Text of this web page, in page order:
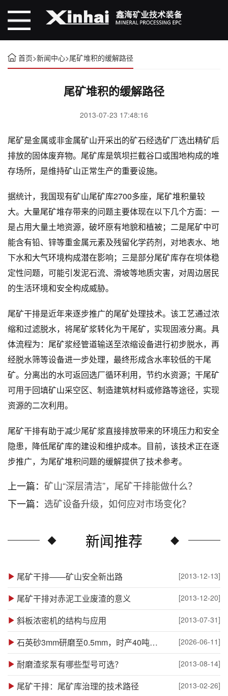
首页>新闻中心>尾矿堆积的缓解路径
尾矿堆积的缓解路径
2013-07-23 17:48:16
尾矿是金属或非金属矿山开采出的矿石经选矿厂选出精矿后
排放的固体废弃物。尾矿库是筑坝拦截谷口或围地构成的堆
存场所，是维持矿山正常生产的重要设施。
据统计，我国现有矿山尾矿库2700多座，尾矿堆积量较
大。大量尾矿堆存带来的问题主要体现在以下几个方面：一
是占用大量土地资源，破坏原有地貌和植被；二是尾矿中可
能含有铅、锌等重金属元素及残留化学药剂，对地表水、地
下水和大气环境构成潜在影响；三是部分尾矿库存在坝体稳
定性问题，可能引发泥石流、滑坡等地质灾害，对周边居民
的生活环境和安全构成威胁。
尾矿干排是近年来逐步推广的尾矿处理技术。该工艺通过浓
缩和过滤脱水，将尾矿浆转化为干尾矿，实现固液分离。具
体流程为：尾矿浆经管道输送至浓缩设备进行初步脱水，再
经脱水筛等设备进一步处理，最终形成含水率较低的干尾
矿。分离出的水可返回选厂循环利用，节约水资源；干尾矿
可用于回填矿山采空区、制造建筑材料或修路等途径，实现
资源的二次利用。
尾矿干排有助于减少尾矿浆直接排放带来的环境压力和安全
隐患，降低尾矿库的建设和维护成本。目前，该技术正在逐
步推广，为尾矿堆积问题的缓解提供了技术参考。
上一篇： 矿山“深层清洁”，尾矿干排能做什么？
下一篇： 选矿设备升级，如何应对市场变化？
新闻推荐
尾矿干排——矿山安全新出路 [2013-12-13]
尾矿干排对赤泥工业废渣的意义 [2013-12-20]
斜板浓密机的结构与应用 [2013-07-31]
石英砂3mm研磨至0.5mm，时产40吨选用什么设备？ [2026-06-11]
耐磨渣浆泵有哪些型号可选？ [2013-08-14]
尾矿干排：尾矿库治理的技术路径 [2013-02-26]